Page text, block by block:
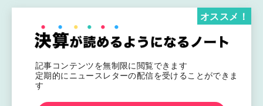
記事コンテンツを無制限に閲覧できます
定期的にニュースレターの配信を受けることができま
す
オススメ！